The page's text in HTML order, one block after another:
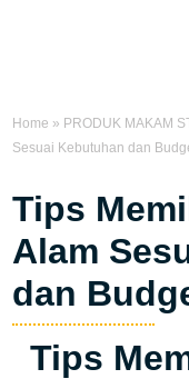
Home » PRODUK MAKAM
Sesuai Kebutuhan dan
Tips
Alam
dan
Tips